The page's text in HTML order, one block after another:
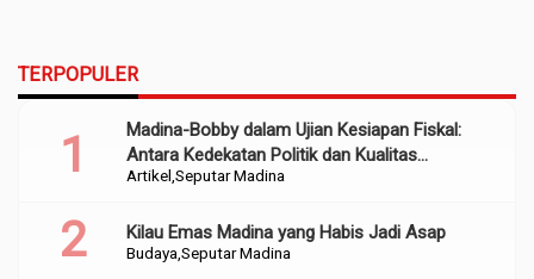
TERPOPULER
Artikel Seputar Madina
Madina-Bobby dalam Ujian Kesiapan Fiskal:
Antara Kedekatan Politik dan Kualitas
Perencanaan
Budaya Seputar Madina
Kilau Emas Madina yang Habis Jadi Asap